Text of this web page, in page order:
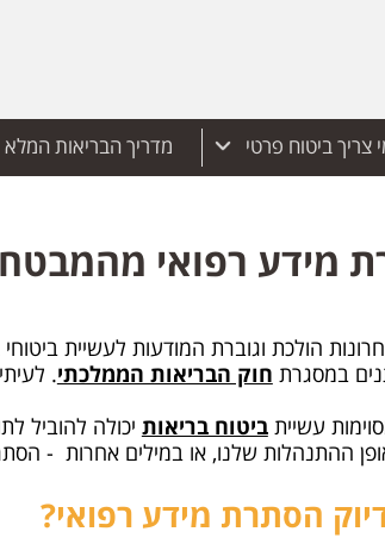
צריך ביטוח פרטי מדריך הבריאות המלא
מידע רפואי מהמבטח
הולכת וגוברת המודעות לעשיית
במסגרת חוק הבריאות הממלכתי.
עשייתביטוח בריאות יכולה להוביל
ההתנהלות שלנו, או במילים אחרות -
הסתרת מידע רפואי?